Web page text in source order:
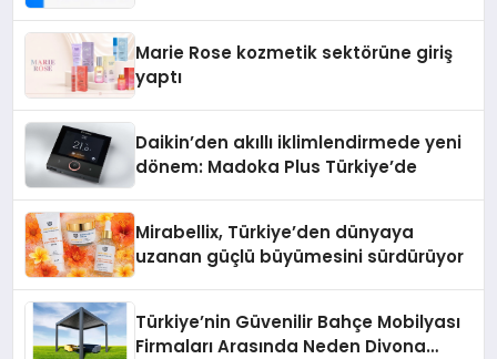
Marie Rose kozmetik sektörüne giriş
yaptı
Daikin’den akıllı iklimlendirmede yeni
dönem: Madoka Plus Türkiye’de
Mirabellix, Türkiye’den dünyaya
uzanan güçlü büyümesini sürdürüyor
Türkiye’nin Güvenilir Bahçe Mobilyası
Firmaları Arasında Neden Divona